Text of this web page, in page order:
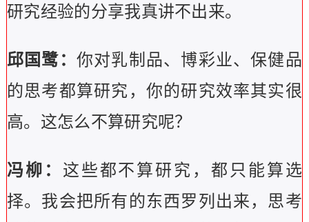
研究经验的分享我真讲不出来。
邱国鹭： 你对乳制品、博彩业、保健品
的思考都算研究，你的研究效率其实很
高。这怎么不算研究呢？
冯柳： 这些都不算研究，都只能算选
择。我会把所有的东西罗列出来，思考